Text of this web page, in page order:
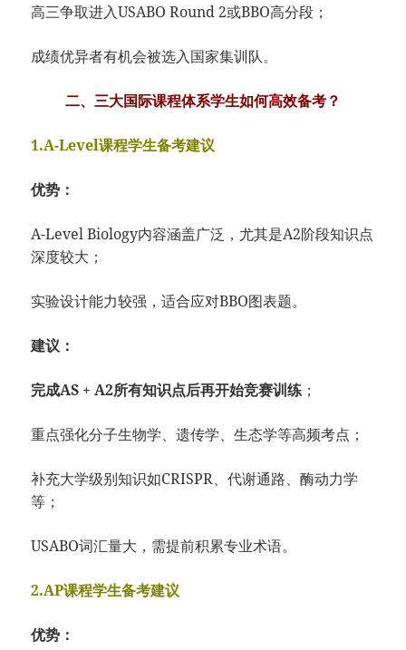
高三争取进入USABO Round 2或BBO高分段；
成绩优异者有机会被选入国家集训队。
二、三大国际课程体系学生如何高效备考？
1.A-Level课程学生备考建议
优势：
A-Level Biology内容涵盖广泛，尤其是A2阶段知识点
深度较大；
实验设计能力较强，适合应对BBO图表题。
建议：
完成AS + A2所有知识点后再开始竞赛训练 ；
重点强化分子生物学、遗传学、生态学等高频考点；
补充大学级别知识如CRISPR、代谢通路、酶动力学
等；
USABO词汇量大，需提前积累专业术语。
2.AP课程学生备考建议
优势：